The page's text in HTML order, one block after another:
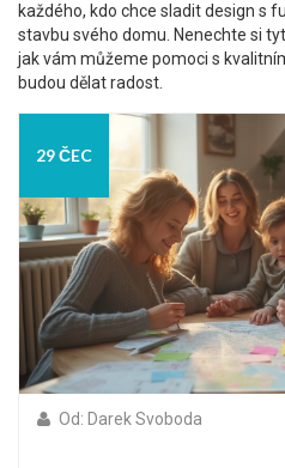
každého, kdo chce sladit design s
stavbu svého domu. Nenechte si
jak vám můžeme pomoci s
budou dělat radost.
29 ČEC
Od: Darek Svoboda